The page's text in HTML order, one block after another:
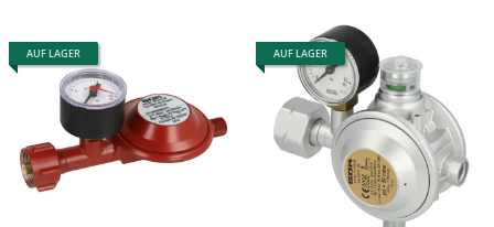
AUF LAGER AUF LAGER